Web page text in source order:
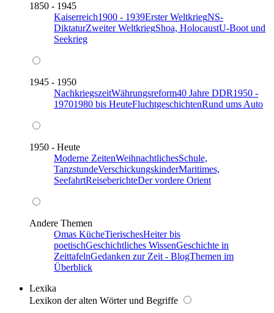
1850 - 1945
Kaiserreich1900 - 1939Erster WeltkriegNS-
DiktaturZweiter WeltkriegShoa, HolocaustU-Boot und
Seekrieg
1945 - 1950
NachkriegszeitWährungsreform40 Jahre DDR1950 -
19701980 bis HeuteFluchtgeschichtenRund ums Auto
1950 - Heute
Moderne ZeitenWeihnachtlichesSchule,
TanzstundeVerschickungskinderMaritimes,
SeefahrtReiseberichteDer vordere Orient
Andere Themen
Omas KücheTierischesHeiter bis
poetischGeschichtliches WissenGeschichte in
ZeittafelnGedanken zur Zeit - BlogThemen im
Überblick
Lexika
Lexikon der alten Wörter und Begriffe